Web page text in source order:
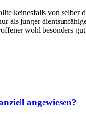
keinesfalls von
als junger
wohl besonders
angewiesen?